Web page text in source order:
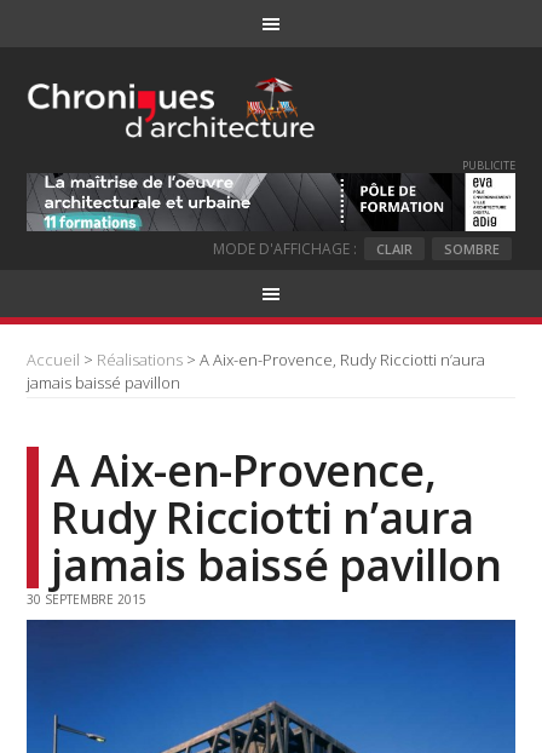
PUBLICITE
MODE D'AFFICHAGE : CLAIR SOMBRE
Accueil > Réalisations > A Aix-en-Provence, Rudy Ricciotti n’aura
jamais baissé pavillon
A Aix-en-Provence,
Rudy Ricciotti n’aura
jamais baissé pavillon
30 SEPTEMBRE 2015